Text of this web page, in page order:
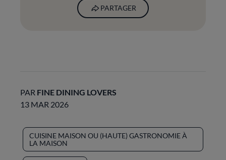
PARTAGER
PAR FINE DINING LOVERS
13 MAR 2026
CUISINE MAISON OU (HAUTE) GASTRONOMIE À
LA MAISON